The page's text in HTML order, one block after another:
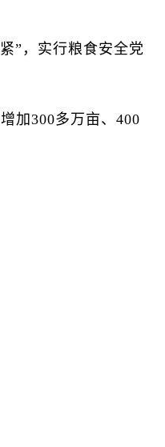
”，实行粮食安全党
加300多万亩、400